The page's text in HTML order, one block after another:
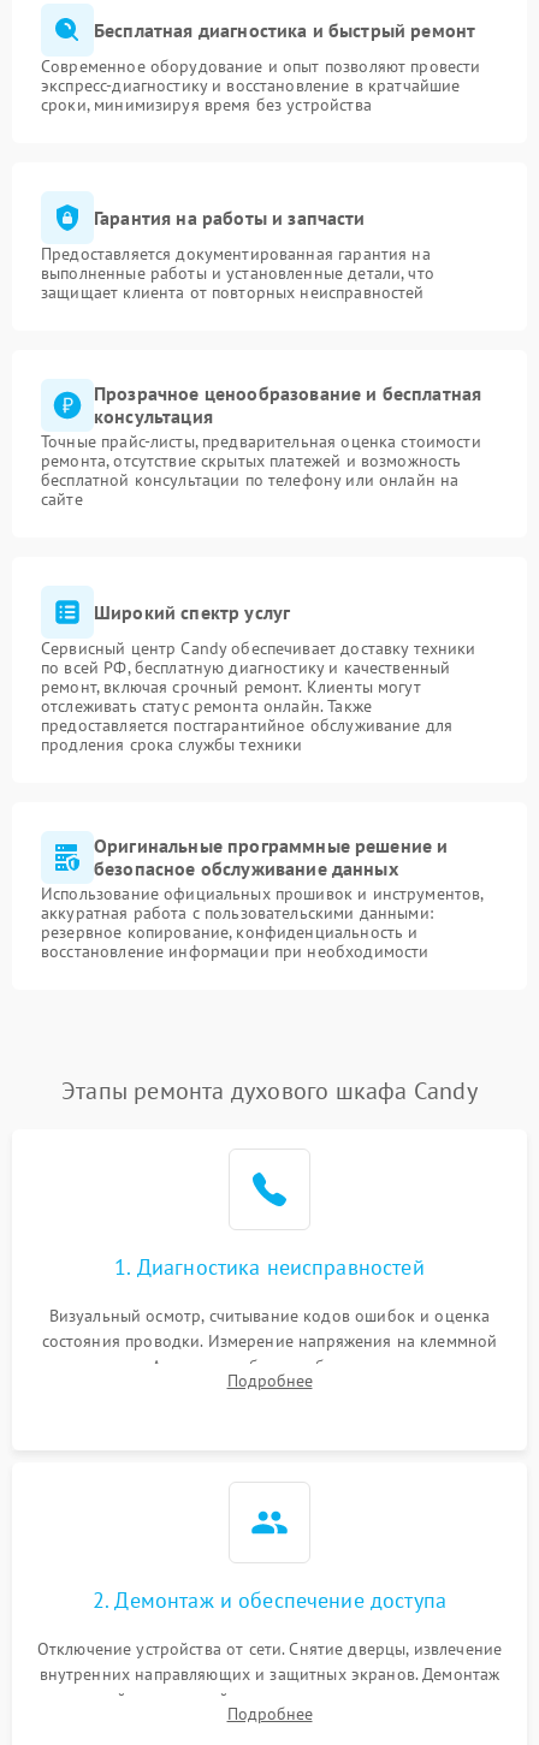
Бесплатная диагностика и быстрый ремонт
Современное оборудование и опыт позволяют провести
экспресс-диагностику и восстановление в кратчайшие
сроки, минимизируя время без устройства
Гарантия на работы и запчасти
Предоставляется документированная гарантия на
выполненные работы и установленные детали, что
защищает клиента от повторных неисправностей
Прозрачное ценообразование и бесплатная
консультация
Точные прайс-листы, предварительная оценка стоимости
ремонта, отсутствие скрытых платежей и возможность
бесплатной консультации по телефону или онлайн на
сайте
Широкий спектр услуг
Сервисный центр Candy обеспечивает доставку техники
по всей РФ, бесплатную диагностику и качественный
ремонт, включая срочный ремонт. Клиенты могут
отслеживать статус ремонта онлайн. Также
предоставляется постгарантийное обслуживание для
продления срока службы техники
Оригинальные программные решение и
безопасное обслуживание данных
Использование официальных прошивок и инструментов,
аккуратная работа с пользовательскими данными:
резервное копирование, конфиденциальность и
восстановление информации при необходимости
Этапы ремонта духового шкафа Candy
1. Диагностика неисправностей
Визуальный осмотр, считывание кодов ошибок и оценка
состояния проводки. Измерение напряжения на клеммной
колодке. Анализ жалоб на проблемы с нагревом,
конвекцией, панелью управления или блокировкой дверцы.
Подробнее
2. Демонтаж и обеспечение доступа
Отключение устройства от сети. Снятие дверцы, извлечение
внутренних направляющих и защитных экранов. Демонтаж
задней или верхней панели для прямого доступа к
нагревательным элементам, плате и вентиляторам.
Подробнее